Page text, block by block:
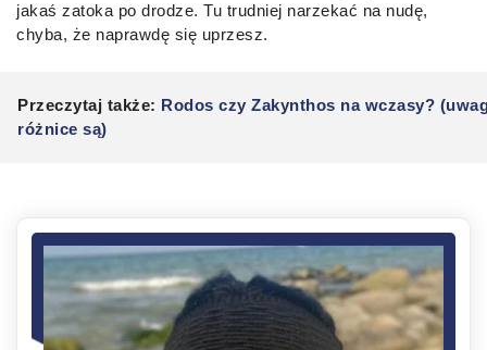
jakaś zatoka po drodze. Tu trudniej narzekać na nudę,
chyba, że naprawdę się uprzesz.
Przeczytaj także: Rodos czy Zakynthos na wczasy?
różnice są)